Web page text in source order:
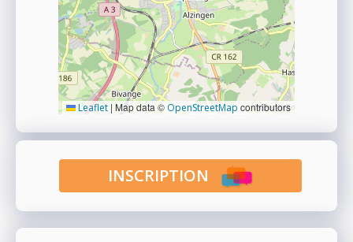
Leaflet | Map data © OpenStreetMap contributors
INSCRIPTION